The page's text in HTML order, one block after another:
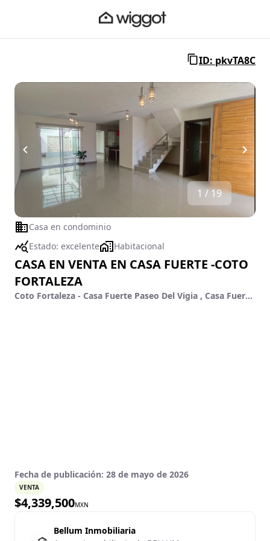
ID: pkvTA8C
1 / 19
Casa en condominio
Estado: excelente Habitacional
CASA EN VENTA EN CASA FUERTE -COTO
FORTALEZA
Coto Fortaleza - Casa Fuerte Paseo Del Vigia , Casa Fuerte, Tlajomulco De Zúñiga, Jalisco
Fecha de publicación: 28 de mayo de 2026
VENTA
$4,339,500MXN
Bellum Inmobiliaria